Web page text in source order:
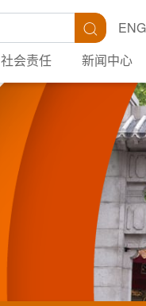
搜寻ENG
社会责任 新闻中心